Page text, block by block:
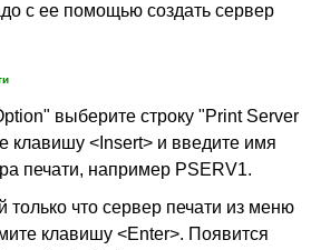
с ее помощью создать сервер
выберите строку "Print Server
клавишу <Insert> и введите имя
печати, например PSERV1.
что сервер печати из меню
клавишу <Enter>. Появится